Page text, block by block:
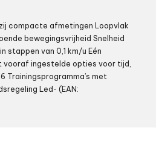
compacte afmetingen Loopvlak
bewegingsvrijheid Snelheid
stappen van 0,1 km/u Eén
vooraf ingestelde opties voor tijd,
Trainingsprogramma’s met
Led- (EAN: